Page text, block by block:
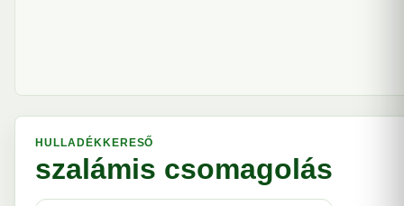
HULLADÉKKERESŐ
szalámis csomagolás